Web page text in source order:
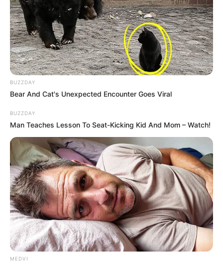
BUZZDAY
Bear And Cat's Unexpected Encounter Goes Viral
BUZZDAY
Man Teaches Lesson To Seat-Kicking Kid And Mom – Watch!
MEDVI